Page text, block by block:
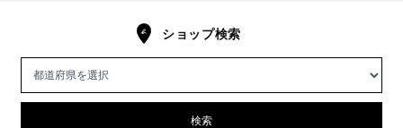
ショップ検索
検索